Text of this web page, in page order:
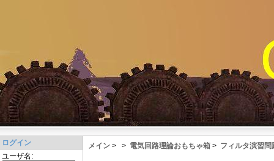
ログイン
ユーザ名:
メイン > > 電気回路理論おもちゃ箱 > フィルタ演習問